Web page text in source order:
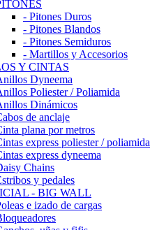
- Pitones Duros
- Pitones Blandos
- Pitones Semiduros
- Martillos y Accesorios
Y CINTAS
Dyneema
Poliester / Poliamida
Dinámicos
de anclaje
plana por metros
express poliester / poliamida
express dyneema
Chains
y pedales
- BIG WALL
e izado de cargas